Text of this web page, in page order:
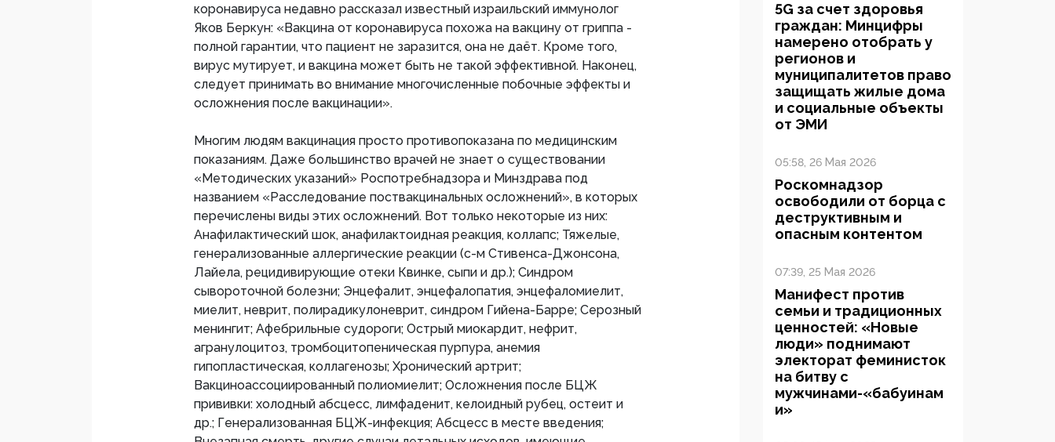
коронавируса недавно рассказал известный израильский иммунолог
Яков Беркун: «Вакцина от коронавируса похожа на вакцину от гриппа -
полной гарантии, что пациент не заразится, она не даёт. Кроме того,
вирус мутирует, и вакцина может быть не такой эффективной. Наконец,
следует принимать во внимание многочисленные побочные эффекты и
осложнения после вакцинации».
Многим людям вакцинация просто противопоказана по медицинским
показаниям. Даже большинство врачей не знает о существовании
«Методических указаний» Роспотребнадзора и Минздрава под
названием «Расследование поствакцинальных осложнений», в которых
перечислены виды этих осложнений. Вот только некоторые из них:
Анафилактический шок, анафилактоидная реакция, коллапс; Тяжелые,
генерализованные аллергические реакции (с-м Стивенса-Джонсона,
Лайела, рецидивирующие отеки Квинке, сыпи и др.); Синдром
сывороточной болезни; Энцефалит, энцефалопатия, энцефаломиелит,
миелит, неврит, полирадикулоневрит, синдром Гийена-Барре; Серозный
менингит; Афебрильные судороги; Острый миокардит, нефрит,
агранулоцитоз, тромбоцитопеническая пурпура, анемия
гипопластическая, коллагенозы; Хронический артрит;
Вакциноассоциированный полиомиелит; Осложнения после БЦЖ
прививки: холодный абсцесс, лимфаденит, келоидный рубец, остеит и
др.; Генерализованная БЦЖ-инфекция; Абсцесс в месте введения;
5G за счет здоровья
граждан: Минцифры
намерено отобрать у
регионов и
муниципалитетов право
защищать жилые дома
и социальные объекты
от ЭМИ
05:58, 26 Мая 2026
Роскомнадзор
освободили от борца с
деструктивным и
опасным контентом
07:39, 25 Мая 2026
Манифест против
семьи и традиционных
ценностей: «Новые
люди» поднимают
электорат феминисток
на битву с
мужчинами-«бабуинам
и»